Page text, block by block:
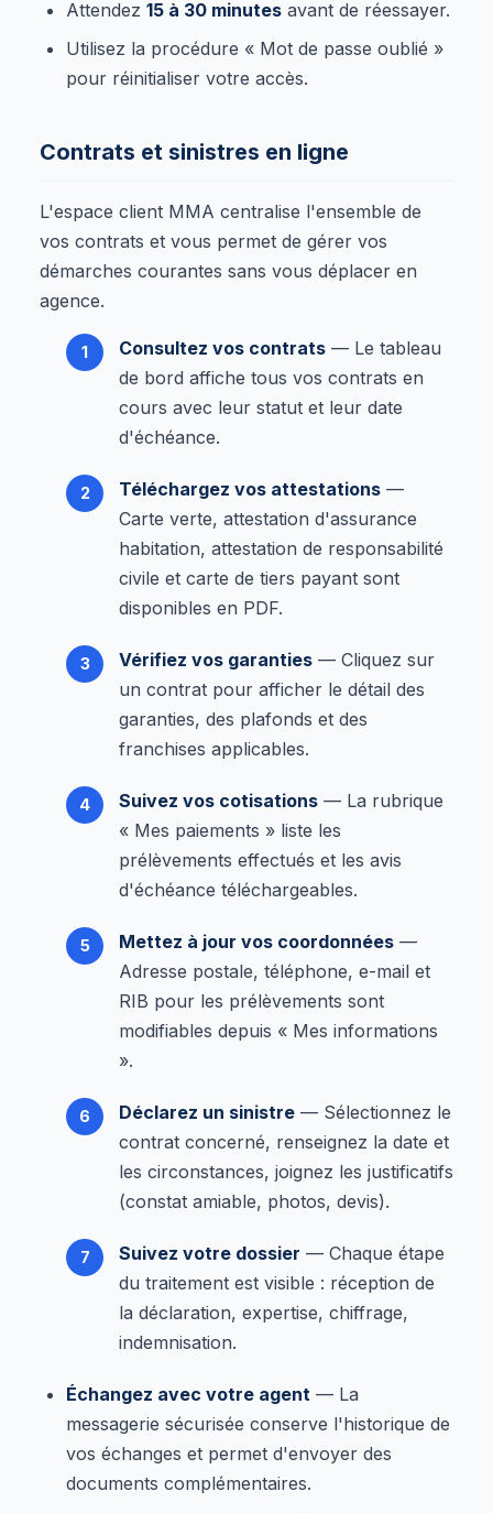
Attendez 15 à 30 minutes avant de réessayer.
Utilisez la procédure « Mot de passe oublié »
pour réinitialiser votre accès.
Contrats et sinistres en ligne
L'espace client MMA centralise l'ensemble de
vos contrats et vous permet de gérer vos
démarches courantes sans vous déplacer en
agence.
Consultez vos contrats — Le tableau
de bord affiche tous vos contrats en
cours avec leur statut et leur date
d'échéance.
Téléchargez vos attestations —
Carte verte, attestation d'assurance
habitation, attestation de responsabilité
civile et carte de tiers payant sont
disponibles en PDF.
Vérifiez vos garanties — Cliquez sur
un contrat pour afficher le détail des
garanties, des plafonds et des
franchises applicables.
Suivez vos cotisations — La rubrique
« Mes paiements » liste les
prélèvements effectués et les avis
d'échéance téléchargeables.
Mettez à jour vos coordonnées —
Adresse postale, téléphone, e-mail et
RIB pour les prélèvements sont
modifiables depuis « Mes informations
».
Déclarez un sinistre — Sélectionnez le
contrat concerné, renseignez la date et
les circonstances, joignez les justificatifs
(constat amiable, photos, devis).
Suivez votre dossier — Chaque étape
du traitement est visible : réception de
la déclaration, expertise, chiffrage,
indemnisation.
Échangez avec votre agent — La
messagerie sécurisée conserve l'historique de
vos échanges et permet d'envoyer des
documents complémentaires.